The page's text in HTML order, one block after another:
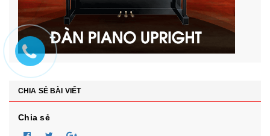
CHIA SẺ BÀI VIẾT
Chia sẻ